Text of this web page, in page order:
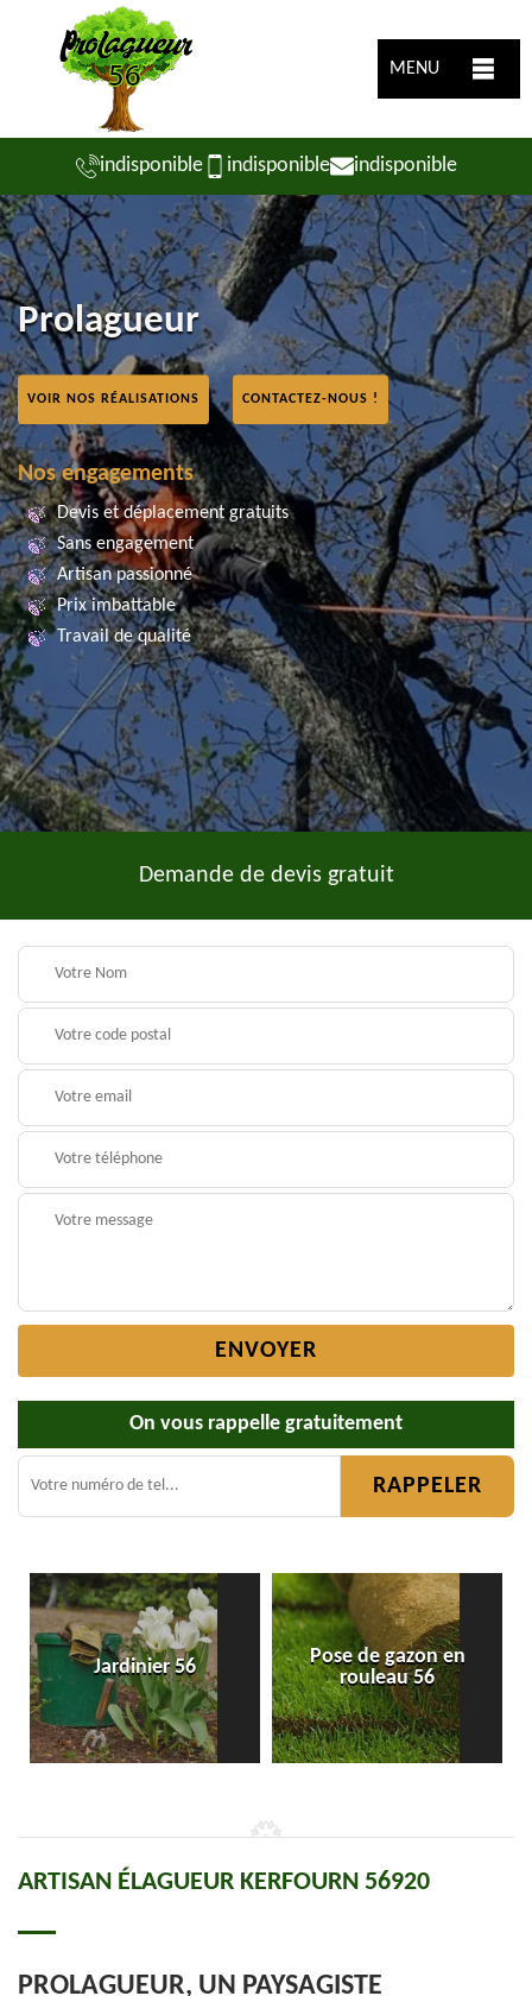
MENU
indisponible indisponible indisponible
Prolagueur
VOIR NOS RÉALISATIONS CONTACTEZ-NOUS !
Nos engagements
Devis et déplacement gratuits
Sans engagement
Artisan passionné
Prix imbattable
Travail de qualité
Demande de devis gratuit
On vous rappelle gratuitement
Jardinier 56
Pose de gazon en
rouleau 56
ARTISAN ÉLAGUEUR KERFOURN 56920
PROLAGUEUR, UN PAYSAGISTE